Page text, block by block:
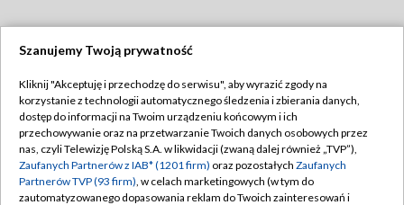
TVP
Abonament TVP
Emisja w TVP
Centrum informacji TVP
Regulamin TVP
Polityka prywatności
Moje zgody
Szanujemy Twoją prywatność
Kliknij "Akceptuję i przechodzę do serwisu", aby wyrazić zgody na
korzystanie z technologii automatycznego śledzenia i zbierania danych,
dostęp do informacji na Twoim urządzeniu końcowym i ich
przechowywanie oraz na przetwarzanie Twoich danych osobowych przez
nas, czyli Telewizję Polską S.A. w likwidacji (zwaną dalej również „TVP”),
Zaufanych Partnerów z IAB* (1201 firm) oraz pozostałych Zaufanych
Partnerów TVP (93 firm), w celach marketingowych (w tym do
zautomatyzowanego dopasowania reklam do Twoich zainteresowań i